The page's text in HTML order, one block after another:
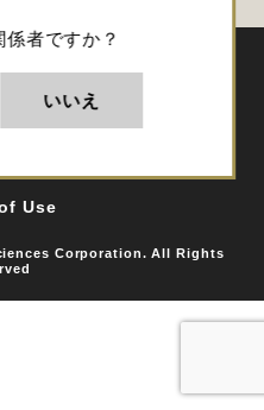
者ですか？
いいえ
Use
Corporation. All Rights